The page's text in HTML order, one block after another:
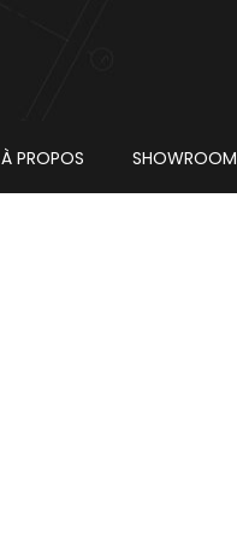
À PROPOS SHOWROOM